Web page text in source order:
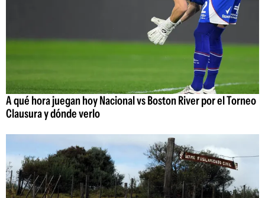
A qué hora juegan hoy Nacional vs Boston River por el Torneo
Clausura y dónde verlo